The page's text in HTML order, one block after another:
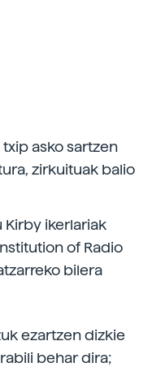
asko sartzen
zirkuituak balio
ikerlariak
of Radio
bilera
ezartzen dizkie
behar dira;